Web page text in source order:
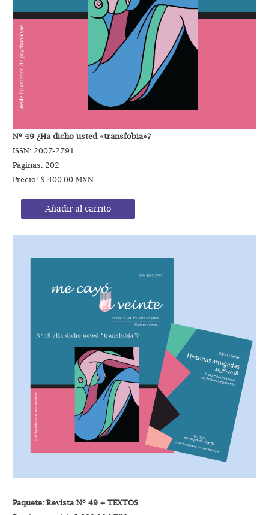
Nº 49 ¿Ha dicho usted «transfobia»?
ISSN: 2007-2791
Páginas: 202
Precio: $ 400.00 MXN
Añadir al carrito
Paquete: Revista Nº 49 + TEXTOS